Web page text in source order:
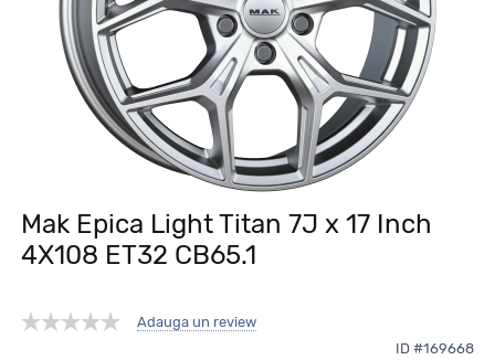
Mak Epica Light Titan 7J x 17 Inch
4X108 ET32 CB65.1
Adauga un review
ID #169668